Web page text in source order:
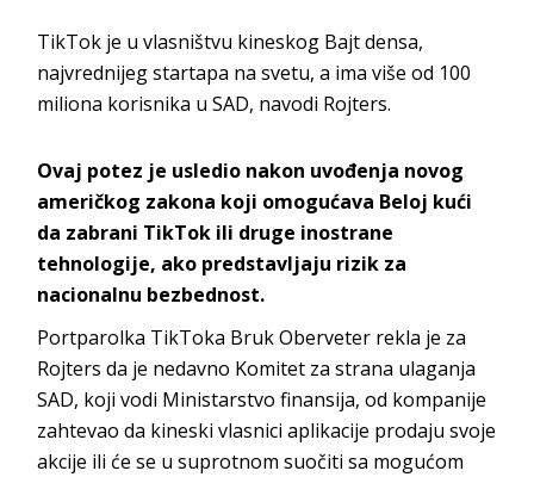
TikTok je u vlasništvu kineskog Bajt densa,
najvrednijeg startapa na svetu, a ima više od 100
miliona korisnika u SAD, navodi Rojters.
Ovaj potez je usledio nakon uvođenja novog
američkog zakona koji omogućava Beloj kući
da zabrani TikTok ili druge inostrane
tehnologije, ako predstavljaju rizik za
nacionalnu bezbednost.
Portparolka TikToka Bruk Oberveter rekla je za
Rojters da je nedavno Komitet za strana ulaganja
SAD, koji vodi Ministarstvo finansija, od kompanije
zahtevao da kineski vlasnici aplikacije prodaju svoje
akcije ili će se u suprotnom suočiti sa mogućom